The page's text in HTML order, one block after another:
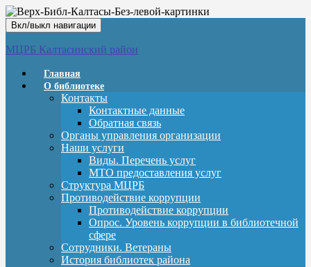
Вкл/выкл навигации
МЦРБ Калтасинский район
Главная
О библиотеке
Контакты
Контактные данные
Обратная связь
Органы управления организации
Наши услуги
Виды. Перечень услуг
МТО предоставления услуг
Структура МЦРБ
Противодействие коррупции
Противодействие коррупции
Опрос. Уровень коррупции в библиотечной
сфере
Сотрудники. Ветераны
История библиотек района